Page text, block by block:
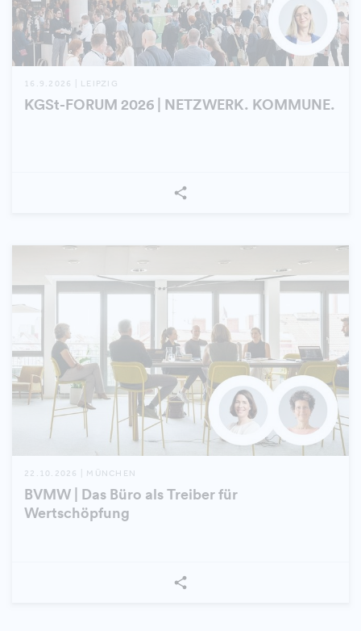
16.9.2026 | LEIPZIG
KGSt-FORUM 2026 | NETZWERK. KOMMUNE.
22.10.2026 | MÜNCHEN
BVMW | Das Büro als Treiber für
Wertschöpfung